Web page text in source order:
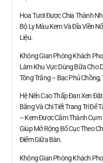
Hoa Tươi Được Chia Thành
Bộ Ly Màu Kem Và Đĩa Viền
Liệu.
Không Gian Phòng Khách
Làm Khu Vực Dùng Bữa Cho
Tông Trắng – Bạc Phủ
Hệ Nến Cao Thấp Đan Xen
Băng Và Chi Tiết Trang Trí Để
– Kem Được Cắm Thành Cụm
Giúp Mở Rộng Bố Cục Theo
Điểm Giữa Bàn.
Không Gian Phòng Khách